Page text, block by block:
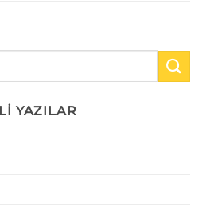
YAZILAR